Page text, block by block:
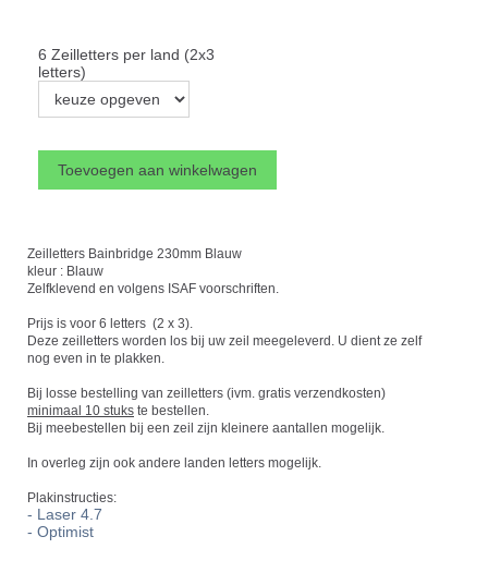
6 Zeilletters per land (2x3
letters)
Zeilletters Bainbridge 230mm Blauw
kleur : Blauw
Zelfklevend en volgens ISAF voorschriften.
Prijs is voor 6 letters (2 x 3).
Deze zeilletters worden los bij uw zeil meegeleverd. U dient ze zelf
nog even in te plakken.
Bij losse bestelling van zeilletters (ivm. gratis verzendkosten)
minimaal 10 stuks te bestellen.
Bij meebestellen bij een zeil zijn kleinere aantallen mogelijk.
In overleg zijn ook andere landen letters mogelijk.
Plakinstructies:
- Laser 4.7
- Optimist